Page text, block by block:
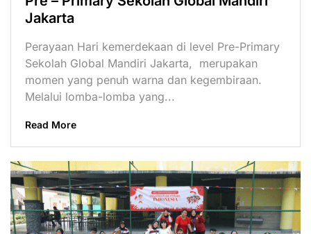
Jakarta
Perayaan Hari kemerdekaan di level Pre-Primary
Sekolah Global Mandiri Jakarta, merupakan
momen yang penuh warna dan kegembiraan.
Melalui lomba-lomba yang...
Read More